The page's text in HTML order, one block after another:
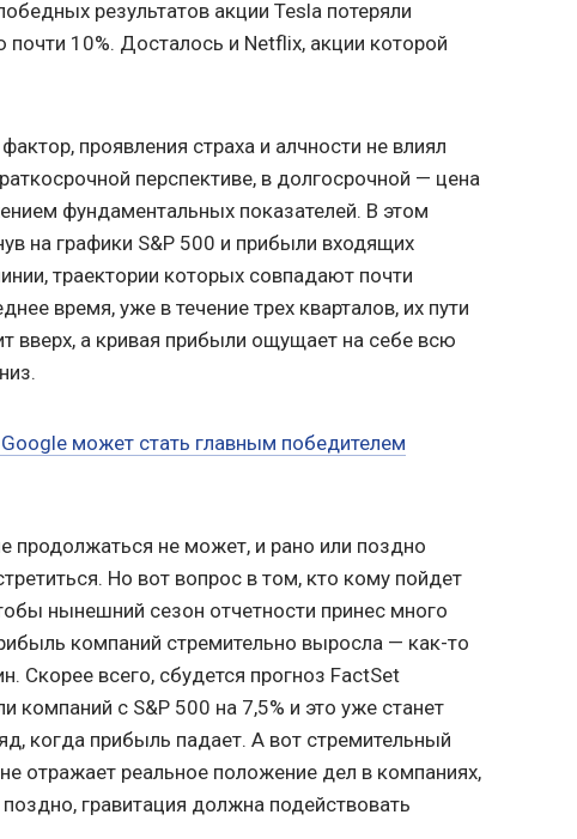
результатов акции Tesla потеряли
почти 10%. Досталось и Netflix, акции которой
проявления страха и алчности не влиял
перспективе, в долгосрочной — цена
фундаментальных показателей. В этом
на графики S&P 500 и прибыли входящих
траектории которых совпадают почти
время, уже в течение трех кварталов, их пути
вверх, а кривая прибыли ощущает на себе всю
может стать главным победителем
продолжаться не может, и рано или поздно
Но вот вопрос в том, кто кому пойдет
нынешний сезон отчетности принес много
компаний стремительно выросла — как-то
Скорее всего, сбудется прогноз FactSet
компаний с S&P 500 на 7,5% и это уже станет
когда прибыль падает. А вот стремительный
отражает реальное положение дел в компаниях,
гравитация должна подействовать